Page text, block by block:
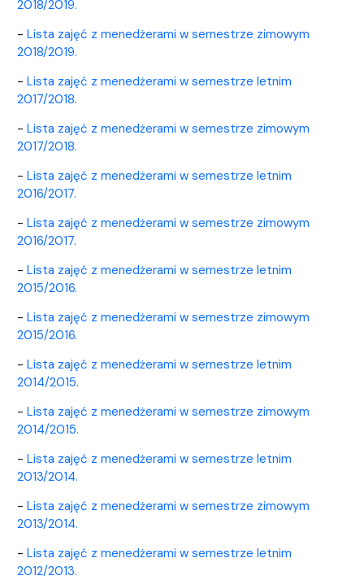
2018/2019.
- Lista zajęć z menedżerami w semestrze zimowym
2018/2019.
- Lista zajęć z menedżerami w semestrze letnim
2017/2018.
- Lista zajęć z menedżerami w semestrze zimowym
2017/2018.
- Lista zajęć z menedżerami w semestrze letnim
2016/2017.
- Lista zajęć z menedżerami w semestrze zimowym
2016/2017.
- Lista zajęć z menedżerami w semestrze letnim
2015/2016.
- Lista zajęć z menedżerami w semestrze zimowym
2015/2016.
- Lista zajęć z menedżerami w semestrze letnim
2014/2015.
- Lista zajęć z menedżerami w semestrze zimowym
2014/2015.
- Lista zajęć z menedżerami w semestrze letnim
2013/2014.
- Lista zajęć z menedżerami w semestrze zimowym
2013/2014.
- Lista zajęć z menedżerami w semestrze letnim
2012/2013.